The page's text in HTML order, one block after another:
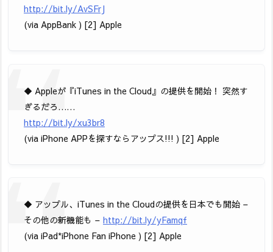
http://bit.ly/AvSFrJ
(via AppBank ) [2] Apple
◆ Appleが『iTunes in the Cloud』の提供を開始！ 突然す
ぎるだろ……
http://bit.ly/xu3br8
(via iPhone APPを探すならアップス!!! ) [2] Apple
◆ アップル、iTunes in the Cloudの提供を日本でも開始 –
その他の新機能も – http://bit.ly/yFamqf
(via iPad*iPhone Fan iPhone ) [2] Apple